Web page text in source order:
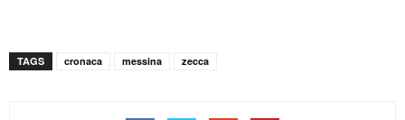
TAGS cronaca messina zecca